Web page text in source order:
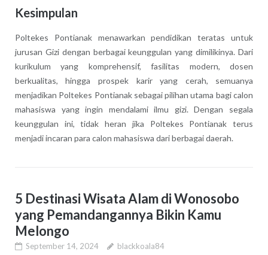
Kesimpulan
Poltekes Pontianak menawarkan pendidikan teratas untuk
jurusan Gizi dengan berbagai keunggulan yang dimilikinya. Dari
kurikulum yang komprehensif, fasilitas modern, dosen
berkualitas, hingga prospek karir yang cerah, semuanya
menjadikan Poltekes Pontianak sebagai pilihan utama bagi calon
mahasiswa yang ingin mendalami ilmu gizi. Dengan segala
keunggulan ini, tidak heran jika Poltekes Pontianak terus
menjadi incaran para calon mahasiswa dari berbagai daerah.
5 Destinasi Wisata Alam di Wonosobo
yang Pemandangannya Bikin Kamu
Melongo
September 14, 2024
blackkoala84